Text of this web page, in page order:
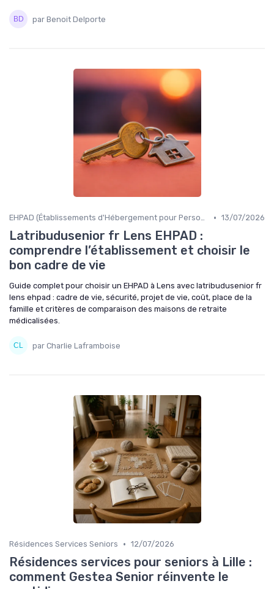
par Benoit Delporte
EHPAD (Établissements d'Hébergement pour Personnes Âgées Dépendantes) • 13/07/2026
Latribudusenior fr Lens EHPAD :
comprendre l’établissement et choisir le
bon cadre de vie
Guide complet pour choisir un EHPAD à Lens avec latribudusenior fr
lens ehpad : cadre de vie, sécurité, projet de vie, coût, place de la
famille et critères de comparaison des maisons de retraite
médicalisées.
par Charlie Laframboise
Résidences Services Seniors • 12/07/2026
Résidences services pour seniors à Lille :
comment Gestea Senior réinvente le